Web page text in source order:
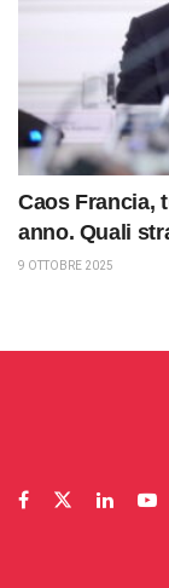
Caos Francia,
anno. Quali
9 OTTOBRE 2025